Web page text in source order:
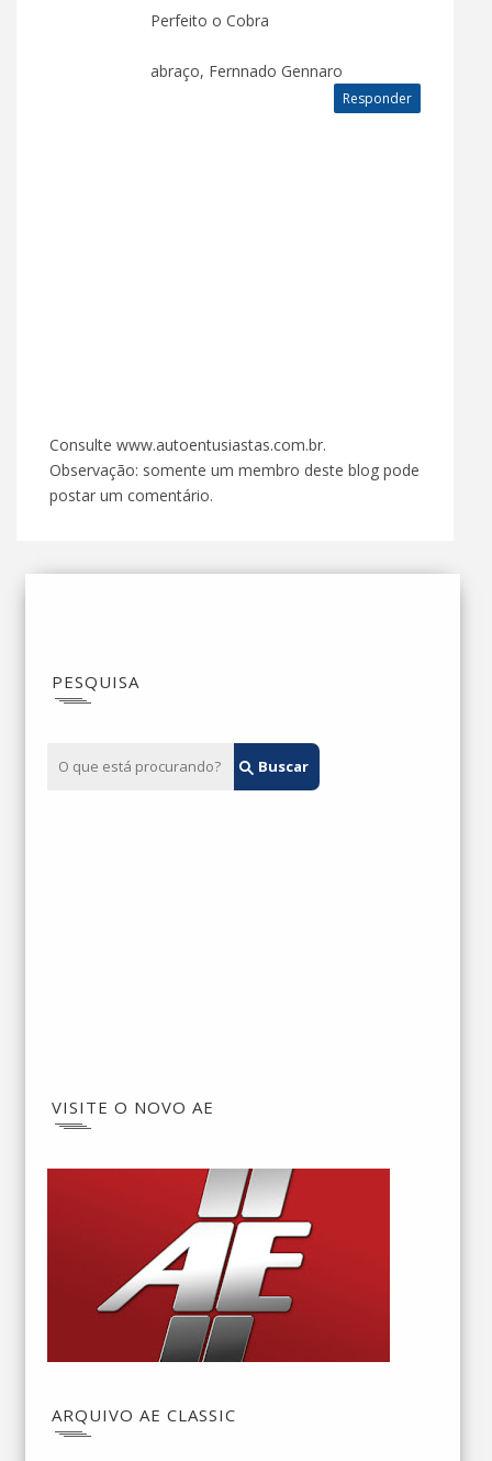
Perfeito o Cobra
abraço, Fernnado Gennaro
Responder
Consulte www.autoentusiastas.com.br.
Observação: somente um membro deste blog pode
postar um comentário.
PESQUISA
VISITE O NOVO AE
ARQUIVO AE CLASSIC